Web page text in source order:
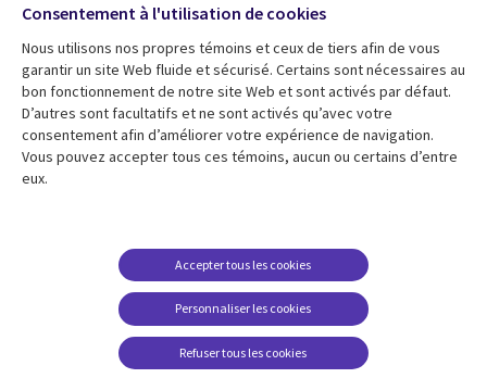
Fusions
Ressources
Library
Links
Articles
Blog
Support
Legal
Accessibilité
conditions juridiques
FAQ Carrières
Centre de gestion des
témoins
Social
Media
FRANCE
Consentement à l'utilisation de cookies
Nous utilisons nos propres témoins et ceux de tiers afin de vous
garantir un site Web fluide et sécurisé. Certains sont nécessaires au
bon fonctionnement de notre site Web et sont activés par défaut.
D’autres sont facultatifs et ne sont activés qu’avec votre
consentement afin d’améliorer votre expérience de navigation.
Vous pouvez accepter tous ces témoins, aucun ou certains d’entre
eux.
Personnaliser les cookies
Accepter tous les cookies
Refuser tous les cookies